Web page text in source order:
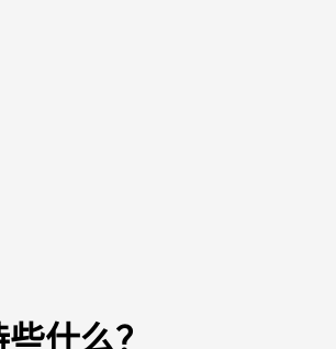
什么？